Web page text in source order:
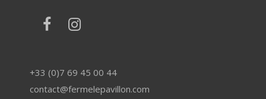
+33 (0)7 69 45 00 44
contact@fermelepavillon.com